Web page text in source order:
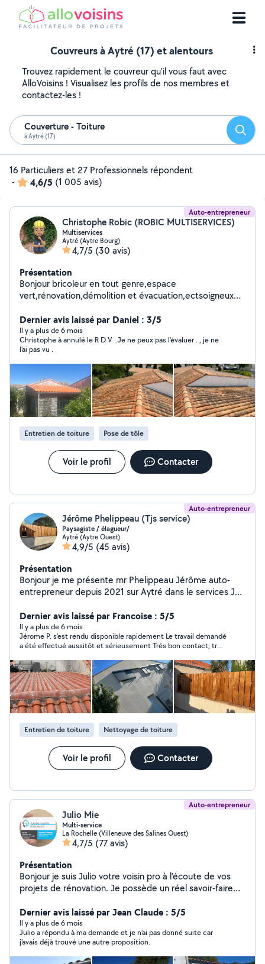
Couvreurs à Aytré (17) et alentours
Trouvez rapidement le couvreur qu'il vous faut avec
AlloVoisins ! Visualisez les profils de nos membres et
contactez-les !
Couverture - Toiture
à Aytré (17)
16 Particuliers et 27 Professionnels répondent
-
4,6/5 (1 005 avis)
Auto-entrepreneur
Christophe Robic (ROBIC MULTISERVICES)
Multiservices
Aytré (Aytre Bourg)
4,7/5 (30 avis)
Présentation
Bonjour bricoleur en tout genre,espace
vert,rénovation,démolition et évacuation,ectsoigneux
Dernier avis laissé par Daniel : 3/5
Il y a plus de 6 mois
Christophe à annulé le R D V ..Je ne peux pas l'évaluer . , je ne
l'ai pas vu .
Entretien de toiture Pose de tôle
Voir le profil Contacter
Auto-entrepreneur
Jérôme Phelippeau (Tjs service)
Paysagiste / élagueur/
Aytré (Aytre Ouest)
4,9/5 (45 avis)
Présentation
Bonjour je me présente mr Phelippeau Jérôme auto-
entrepreneur depuis 2021 sur Aytré dans le services Je
arbres -Création et entretien de jardin Je réalise aussi,
tout ce qui est travaux de -Toiture -Démoussage façade
et toiture Je réalise aussi -Cloture bois et grillage rigide
ou souple Pour toute demande, n'hésitez pas à me
contacter, je me ferai un réel plaisir à vous répondre
Tjs.17services Siret/ 89340199200019
Dernier avis laissé par Francoise : 5/5
Il y a plus de 6 mois
Jérome P. s'est rendu disponible rapidement Le travail demandé
a été effectué aussitôt et sérieusement Trés bon contact, trés
d'un arbre à la saison et je le conseille aux autres particuliers
Entretien de toiture Nettoyage de toiture
Voir le profil Contacter
Auto-entrepreneur
Julio Mie
Multi-service
La Rochelle (Villeneuve des Salines Ouest)
4,7/5 (77 avis)
Présentation
Bonjour je suis Julio votre voisin pro à l'écoute de vos
projets de rénovation. Je possède un réel savoir-faire
zinguerie, carrelage, faïence, parquet, petite
maçonnerie entretien et rénovation de toiture. je
travaille dans le bâtiment depuis 15 ans je vous garantis
des travaux de qualité réalisé avec soin.
Dernier avis laissé par Jean Claude : 5/5
Il y a plus de 6 mois
Julio a répondu à ma demande et je n'ai pas donné suite car
j'avais déjà trouvé une autre proposition.